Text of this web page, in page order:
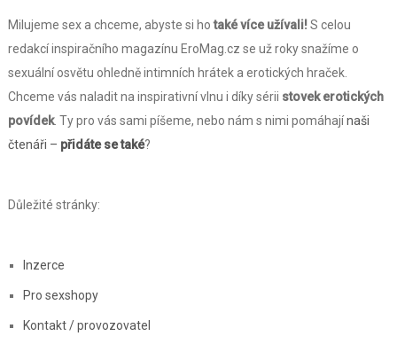
Milujeme sex a chceme, abyste si hotaké více užívali!S celou
redakcí inspiračního magazínu EroMag.cz se už roky snažíme o
sexuální osvětu ohledně intimních hrátek a erotických hraček.
Chceme vás naladit na inspirativní vlnu i díky sérii stovek erotických
povídek. Ty pro vás sami píšeme, nebo nám s nimi pomáhajínaši
čtenáři – přidáte se také?
Důležité stránky:
Inzerce
Pro sexshopy
Kontakt / provozovatel